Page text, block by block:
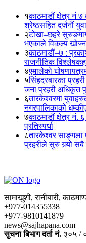
१काठमाडौं क्षेत्र नं
श्रेष्ठसहित दर्जनौं
२टोखा–छहरे
भएकाले विकल्प
३काठमाडौं–७ :
राजनीतिक
४एमालेको
५सिंहदरबारका
जना प्रहरी अधिकृत
६तारकेश्वरमा
नगरपालिकाको
७काठमाडौं क्षेत्र नं.
प्रतिस्पर्धा
८तारकेश्वर साङ्गला
प्रहरीले सुरु गर्‍यो
सामाखुशी, रानीबारी,
+977-014355338
+977-9810141879
news@sajhapana.com
सुचना बिभाग दर्ता नं. ३०५ /